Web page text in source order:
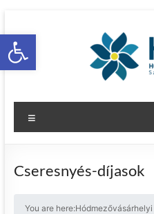
Eszköztár
Cseresnyés-díjasok
You are here: